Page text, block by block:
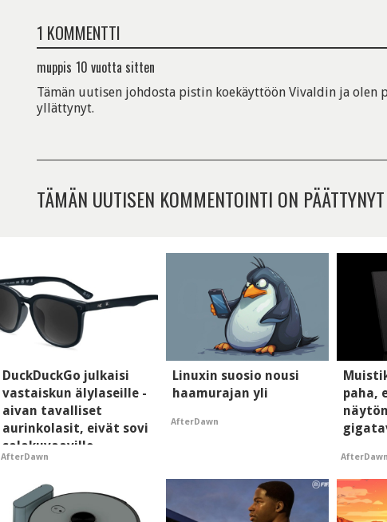
1 KOMMENTTI
muppis 10 vuotta sitten
Tämän uutisen johdosta pistin koekäyttöön Vivaldin ja olen
yllättynyt.
TÄMÄN UUTISEN KOMMENTOINTI ON PÄÄTTYNYT
DuckDuckGo julkaisi
vastaiskun älylaseille -
aivan tavalliset
aurinkolasit, eivät sovi
salakuvaaville
hyypiöille
AfterDawn
Linuxin suosio nousi
haamurajan yli
AfterDawn
paha,
AfterDawn